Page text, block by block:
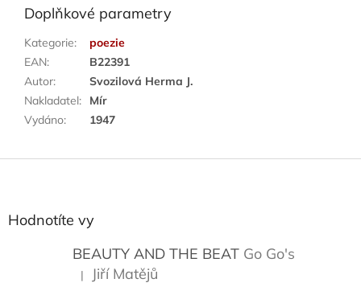
Doplňkové parametry
Kategorie:
poezie
EAN:
B22391
Autor:
Svozilová Herma J.
Nakladatel:
Mír
Vydáno: 1947
Z
Hodnotíte vy
BEAUTY AND THE BEAT Go Go's
Hodnocení produktu je 5 z 5 hvězdiček.
| Jiří Matějů